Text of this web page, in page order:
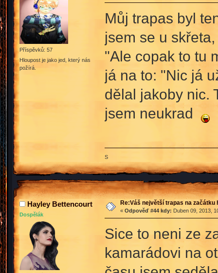
Příspěvků: 57
Hloupost je jako jed, který nás
požírá.
Můj trapas byl
jsem se u
"Ale copak to tu
já na to: "Nic já
dělal jakoby nic.
jsem neukrad
S
Hayley Bettencourt
Dospělák
Re:Váš největší trapas na začátku
« Odpověď #44 kdy: Duben 09, 2013,
Sice to neni ze
kamarádovi na